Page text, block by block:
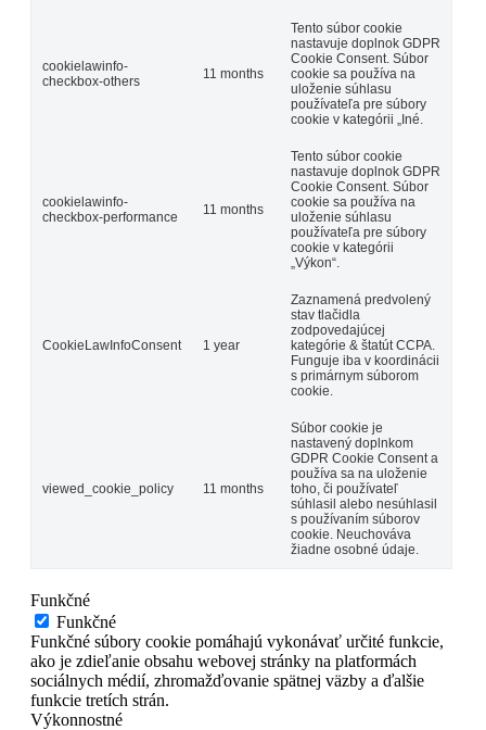
cookielawinfo-
checkbox-others
11 months
Tento súbor cookie
nastavuje doplnok GDPR
Cookie Consent. Súbor
cookie sa používa na
uloženie súhlasu
používateľa pre súbory
cookie v kategórii „Iné.
cookielawinfo-
checkbox-performance
11 months
Tento súbor cookie
nastavuje doplnok GDPR
Cookie Consent. Súbor
cookie sa používa na
uloženie súhlasu
používateľa pre súbory
cookie v kategórii
„Výkon“.
CookieLawInfoConsent 1 year
Zaznamená predvolený
stav tlačidla
zodpovedajúcej
kategórie & štatút CCPA.
Funguje iba v koordinácii
s primárnym súborom
cookie.
viewed_cookie_policy 11 months
Súbor cookie je
nastavený doplnkom
GDPR Cookie Consent a
používa sa na uloženie
toho, či používateľ
súhlasil alebo nesúhlasil
s používaním súborov
cookie. Neuchováva
žiadne osobné údaje.
Funkčné
Funkčné
Funkčné súbory cookie pomáhajú vykonávať určité funkcie,
ako je zdieľanie obsahu webovej stránky na platformách
sociálnych médií, zhromažďovanie spätnej väzby a ďalšie
funkcie tretích strán.
Výkonnostné